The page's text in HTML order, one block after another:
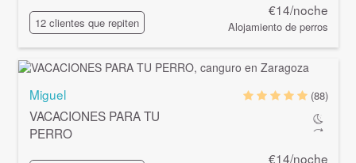
12 clientes que repiten
€14/noche
Alojamiento de perros
Miguel
VACACIONES PARA TU
PERRO
(88)
€14/noche